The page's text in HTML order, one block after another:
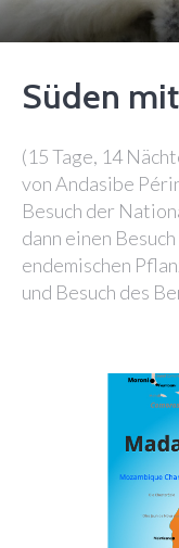
Süden
(15 Tage, 14
von Andasibe
Besuch der
dann einen
endemischen
und Besuch des